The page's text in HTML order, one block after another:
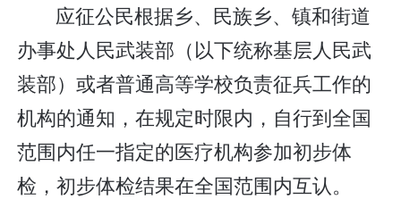
应征公民根据乡、民族乡、镇和街道
办事处人民武装部（以下统称基层人民武
装部）或者普通高等学校负责征兵工作的
机构的通知，在规定时限内，自行到全国
范围内任一指定的医疗机构参加初步体
检，初步体检结果在全国范围内互认。